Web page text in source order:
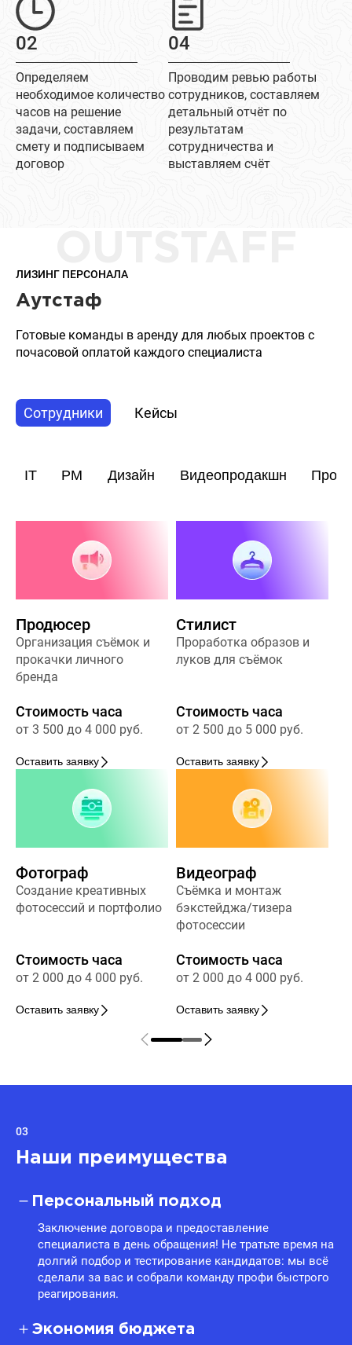
02
Определяем
необходимое количество
часов на решение
задачи, составляем
смету и подписываем
договор
04
Проводим ревью работы
сотрудников, составляем
детальный отчёт по
результатам
сотрудничества и
выставляем счёт
ЛИЗИНГ ПЕРСОНАЛА
Аутстаф
Готовые команды в аренду для любых проектов с
почасовой оплатой каждого специалиста
Сотрудники Кейсы
IT PM Дизайн Видеопродакшн
Продюсер
Организация съёмок и
прокачки личного
бренда
Стоимость часа
от 3 500 до 4 000 руб.
Оставить заявку
Стилист
Проработка образов и
луков для съёмок
Стоимость часа
от 2 500 до 5 000 руб.
Оставить заявку
Фотограф
Создание креативных
фотосессий и портфолио
Стоимость часа
от 2 000 до 4 000 руб.
Оставить заявку
Видеограф
Съёмка и монтаж
бэкстейджа/тизера
фотосессии
Стоимость часа
от 2 000 до 4 000 руб.
Оставить заявку
03
Наши преимущества
Персональный подход
Заключение договора и предоставление
специалиста в день обращения! Не тратьте время на
долгий подбор и тестирование кандидатов: мы всё
сделали за вас и собрали команду профи быстрого
реагирования.
Экономия бюджета